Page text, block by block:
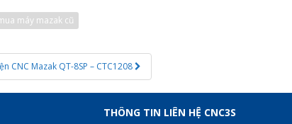
máy mazak cũ
CNC Mazak QT-8SP – CTC1208
THÔNG TIN LIÊN HỆ CNC3S